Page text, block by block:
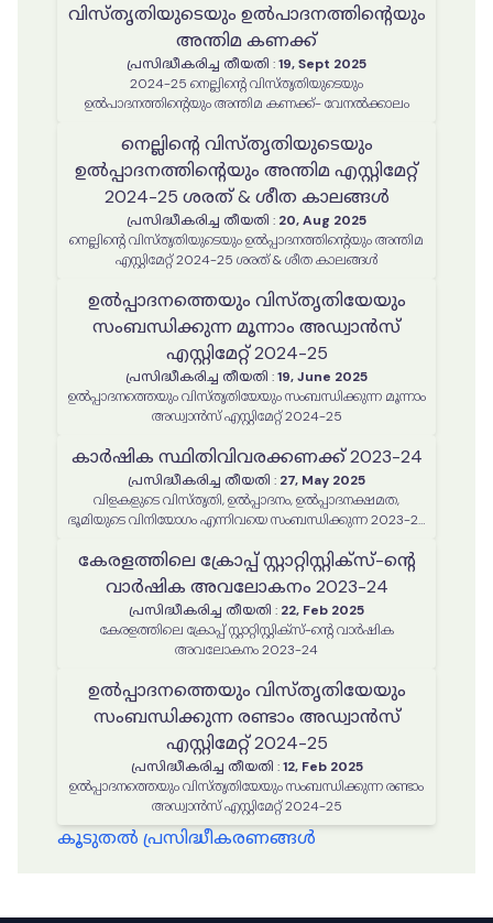
വിസ്തൃതിയുടെയും ഉൽപാദനത്തിന്റെയും
അന്തിമ കണക്ക്
പ്രസിദ്ധീകരിച്ച തീയതി :19, Sept 2025
2024-25 നെല്ലിന്റെ വിസ്തൃതിയുടെയും
ഉൽപാദനത്തിന്റെയും അന്തിമ കണക്ക്- വേനൽക്കാലം
നെല്ലിൻ്റെ വിസ്തൃതിയുടെയും
ഉൽപ്പാദനത്തിൻ്റെയും അന്തിമ എസ്റ്റിമേറ്റ്
2024-25 ശരത് & ശീത കാലങ്ങൾ
പ്രസിദ്ധീകരിച്ച തീയതി : 20, Aug 2025
നെല്ലിൻ്റെ വിസ്തൃതിയുടെയും ഉൽപ്പാദനത്തിൻ്റെയും അന്തിമ
എസ്റ്റിമേറ്റ് 2024-25 ശരത് & ശീത കാലങ്ങൾ
ഉൽപ്പാദനത്തെയും വിസ്തൃതിയേയും
സംബന്ധിക്കുന്ന മൂന്നാം അഡ്വാൻസ്
എസ്റ്റിമേറ്റ് 2024-25
പ്രസിദ്ധീകരിച്ച തീയതി :19, June 2025
ഉൽപ്പാദനത്തെയും വിസ്തൃതിയേയും സംബന്ധിക്കുന്ന മൂന്നാം
അഡ്വാൻസ് എസ്റ്റിമേറ്റ് 2024-25
കാർഷിക സ്ഥിതിവിവരക്കണക്ക് 2023-24
പ്രസിദ്ധീകരിച്ച തീയതി : 27, May 2025
വിളകളുടെ വിസ്തൃതി, ഉൽപ്പാദനം, ഉൽപ്പാദനക്ഷമത,
ഭൂമിയുടെ വിനിയോഗം എന്നിവയെ സംബന്ധിക്കുന്ന 2023-24
കേരളത്തിലെ ക്രോപ്പ് സ്റ്റാറ്റിസ്റ്റിക്‌സ്-ന്റെ
വാർഷിക അവലോകനം 2023-24
പ്രസിദ്ധീകരിച്ച തീയതി : 22, Feb 2025
കേരളത്തിലെ ക്രോപ്പ് സ്റ്റാറ്റിസ്റ്റിക്‌സ്-ന്റെ വാർഷിക
അവലോകനം 2023-24
ഉൽപ്പാദനത്തെയും വിസ്തൃതിയേയും
സംബന്ധിക്കുന്ന രണ്ടാം അഡ്വാൻസ്
എസ്റ്റിമേറ്റ് 2024-25
പ്രസിദ്ധീകരിച്ച തീയതി : 12, Feb 2025
ഉൽപ്പാദനത്തെയും വിസ്തൃതിയേയും സംബന്ധിക്കുന്ന രണ്ടാം
അഡ്വാൻസ് എസ്റ്റിമേറ്റ് 2024-25
കൂടുതൽ പ്രസിദ്ധീകരണങ്ങൾ